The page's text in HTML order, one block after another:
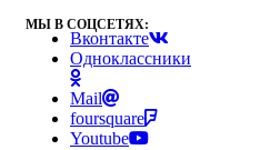
МЫ В СОЦСЕТЯХ:
Вконтакте
Одноклассники
Mail
foursquare
Youtube